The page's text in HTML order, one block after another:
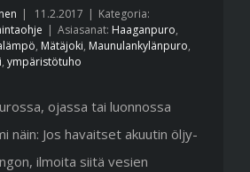
| 11.2.2017 | Kategoria:
| Asiasanat: Haaganpuro,
, Mätäjoki, Maunulankylänpuro,
, ympäristötuho
ojassa tai luonnossa
näin: Jos havaitset akuutin öljy-
ilmoita siitä vesien